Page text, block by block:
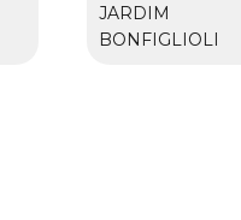
JARDIM
BONFIGLIOLI